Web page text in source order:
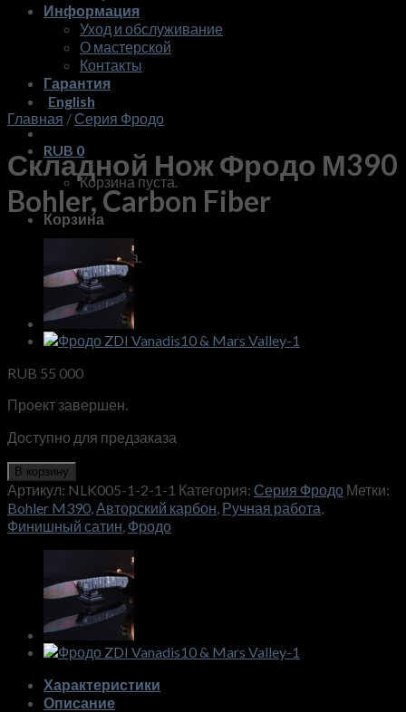
Информация
Уход и обслуживание
О мастерской
Контакты
Гарантия
English
RUB 0
Корзина пуста.
Корзина
Корзина пуста.
Главная / Серия Фродо
Складной Нож Фродо М390
Bohler, Carbon Fiber
RUB 55 000
Проект завершен.
Доступно для предзаказа
В корзину
Артикул: NLK005-1-2-1-1 Категория: Серия Фродо Метки:
Bohler M390,Авторский карбон, Ручная работа,
Финишный сатин, Фродо
Характеристики
Описание